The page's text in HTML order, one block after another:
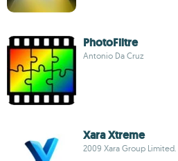
PhotoFiltre
Antonio Da Cruz
Xara Xtreme
2009 Xara Group Limited.